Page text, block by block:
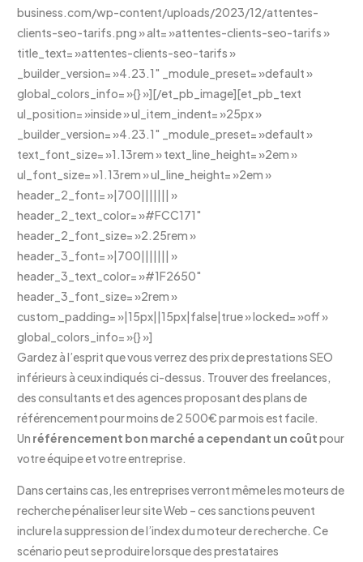
business.com/wp-content/uploads/2023/12/attentes-
clients-seo-tarifs.png » alt= »attentes-clients-seo-tarifs »
title_text= »attentes-clients-seo-tarifs »
_builder_version= »4.23.1″ _module_preset= »default »
global_colors_info= »{} »][/et_pb_image][et_pb_text
ul_position= »inside » ul_item_indent= »25px »
_builder_version= »4.23.1″ _module_preset= »default »
text_font_size= »1.13rem » text_line_height= »2em »
ul_font_size= »1.13rem » ul_line_height= »2em »
header_2_font= »|700||||||| »
header_2_text_color= »#FCC171″
header_2_font_size= »2.25rem »
header_3_font= »|700||||||| »
header_3_text_color= »#1F2650″
header_3_font_size= »2rem »
custom_padding= »|15px||15px|false|true » locked= »off »
global_colors_info= »{} »]
Gardez à l’esprit que vous verrez des prix de prestations SEO
inférieurs à ceux indiqués ci-dessus. Trouver des freelances,
des consultants et des agences proposant des plans de
référencement pour moins de 2 500€ par mois est facile.
Un référencement bon marché a cependant un coûtpour
votre équipe et votre entreprise.
Dans certains cas, les entreprises verront même les moteurs de
recherche pénaliser leur site Web – ces sanctions peuvent
inclure la suppression de l’index du moteur de recherche. Ce
scénario peut se produire lorsque des prestataires